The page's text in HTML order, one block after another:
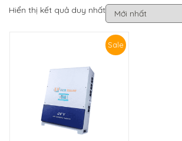
Hiển thị kết quả duy nhất
Sale